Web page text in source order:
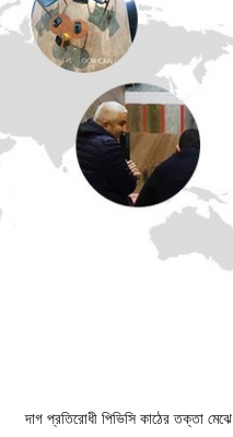
দাগ প্রতিরোধী পিভিসি কাঠের তক্তা মেঝে